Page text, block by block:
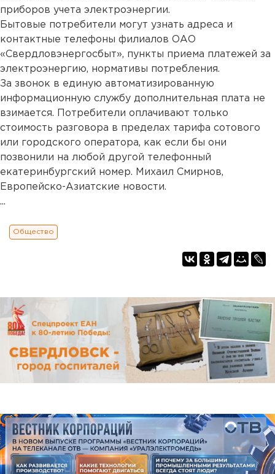
приборов учета электроэнергии.
Бытовые потребители могут узнать адреса и
контактные телефоны филиалов ОАО
«Свердловэнергосбыт», пункты приема платежей за
электроэнергию, нормативы потребления.
За звонок в единую автоматизированную
информационную службу дополнительная плата не
взимается. Потребители оплачивают только
стоимость разговора в пределах тарифа сотового
или городского оператора, как если бы они
позвонили на любой другой телефонный
екатеринбургский номер. Михаил Смирнов,
Европейско-Азиатские новости.
...
Общество